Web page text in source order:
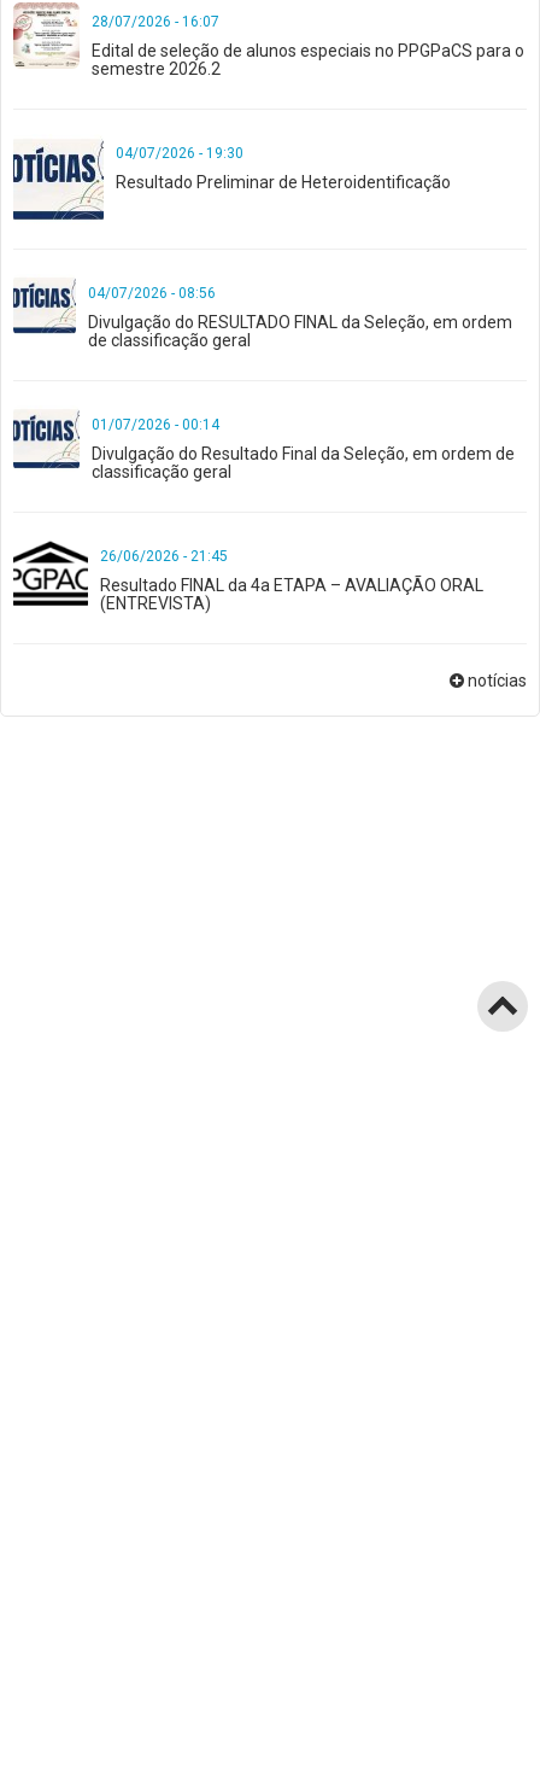
28/07/2026 - 16:07
Edital de seleção de alunos especiais no PPGPaCS para o
semestre 2026.2
04/07/2026 - 19:30
Resultado Preliminar de Heteroidentificação
04/07/2026 - 08:56
Divulgação do RESULTADO FINAL da Seleção, em ordem
de classificação geral
01/07/2026 - 00:14
Divulgação do Resultado Final da Seleção, em ordem de
classificação geral
26/06/2026 - 21:45
Resultado FINAL da 4a ETAPA – AVALIAÇÃO ORAL
(ENTREVISTA)
notícias